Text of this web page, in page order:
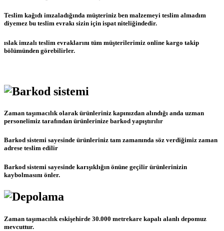
Teslim kağıdı imzaladığında müşteriniz ben malzemeyi teslim almadım
diyemez bu teslim evrakı sizin için ispat niteliğindedir.
ıslak imzalı teslim evraklarını tüm müşterilerimiz online kargo takip
bölümünden görebilirler.
Zaman taşımacılık olarak ürünleriniz kapınızdan alındığı anda uzman
personelimiz tarafından ürünlerinize barkod yapıştırılır
Barkod sistemi sayesinde ürünleriniz tam zamanında söz verdiğimiz zaman
adrese teslim edilir
Barkod sistemi sayesinde karışıklığın önüne geçilir ürünlerinizin
kaybolmasını önler.
Zaman taşımacılık eskişehirde 30.000 metrekare kapalı alanlı depomuz
mevcuttur.